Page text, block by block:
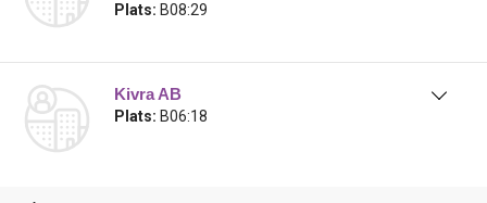
Plats: B08:29
Kivra AB
Plats: B06:18